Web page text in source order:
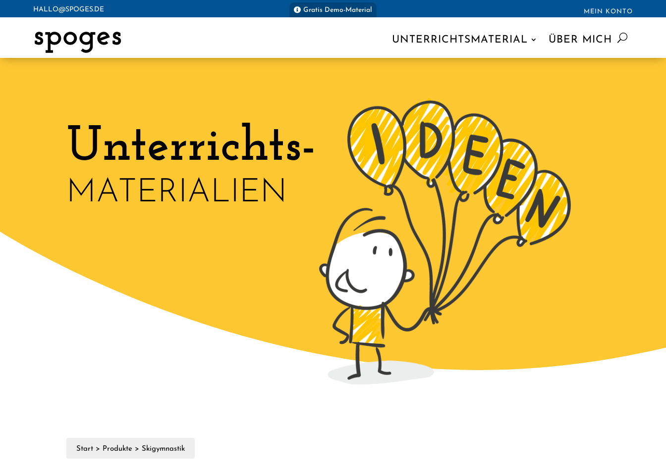
HALLO@SPOGES.DE Gratis Demo-Material MEIN KONTO
spoges UNTERRICHTSMATERIAL ÜBER MICH
Unterrichts-
MATERIALIEN
Start > Produkte > Skigymnastik